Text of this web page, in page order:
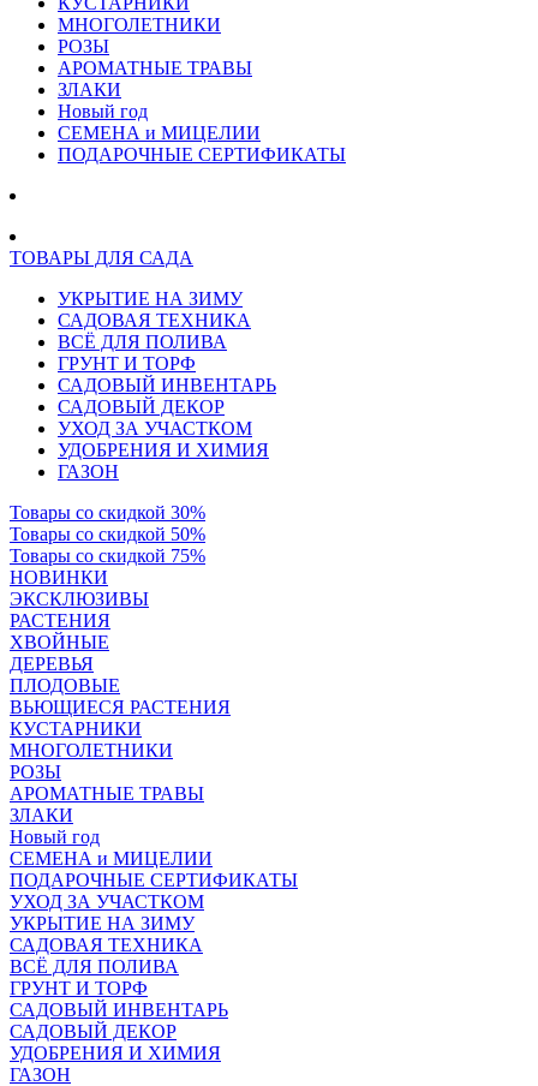
МНОГОЛЕТНИКИ
РОЗЫ
АРОМАТНЫЕ ТРАВЫ
ЗЛАКИ
Новый год
СЕМЕНА и МИЦЕЛИИ
ПОДАРОЧНЫЕ СЕРТИФИКАТЫ
ТОВАРЫ ДЛЯ САДА
УКРЫТИЕ НА ЗИМУ
САДОВАЯ ТЕХНИКА
ВСЁ ДЛЯ ПОЛИВА
ГРУНТ И ТОРФ
САДОВЫЙ ИНВЕНТАРЬ
САДОВЫЙ ДЕКОР
УХОД ЗА УЧАСТКОМ
УДОБРЕНИЯ И ХИМИЯ
ГАЗОН
Товары со скидкой 30%
Товары со скидкой 50%
Товары со скидкой 75%
НОВИНКИ
ЭКСКЛЮЗИВЫ
РАСТЕНИЯ
ХВОЙНЫЕ
ДЕРЕВЬЯ
ПЛОДОВЫЕ
ВЬЮЩИЕСЯ РАСТЕНИЯ
КУСТАРНИКИ
МНОГОЛЕТНИКИ
РОЗЫ
АРОМАТНЫЕ ТРАВЫ
ЗЛАКИ
Новый год
СЕМЕНА и МИЦЕЛИИ
ПОДАРОЧНЫЕ СЕРТИФИКАТЫ
УХОД ЗА УЧАСТКОМ
УКРЫТИЕ НА ЗИМУ
САДОВАЯ ТЕХНИКА
ВСЁ ДЛЯ ПОЛИВА
ГРУНТ И ТОРФ
САДОВЫЙ ИНВЕНТАРЬ
САДОВЫЙ ДЕКОР
УДОБРЕНИЯ И ХИМИЯ
ГАЗОН